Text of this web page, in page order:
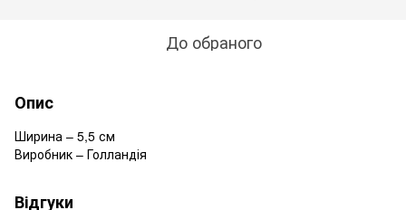
До обраного
Опис
Ширина – 5,5 см
Виробник – Голландія
Відгуки